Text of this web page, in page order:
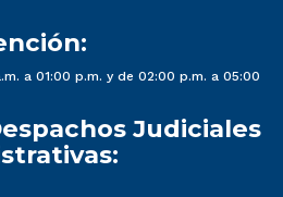
a 01:00 p.m. y de 02:00 p.m. a 05:00
Judiciales